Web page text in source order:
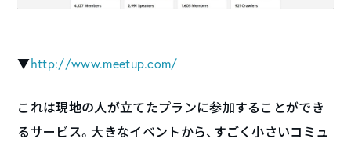
▼http://www.meetup.com/
これは現地の人が立てたプランに参加することができ
るサービス。大きなイベントから、すごく小さいコミュ